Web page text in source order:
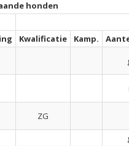
honden
Kwalificatie Kamp.
ZG